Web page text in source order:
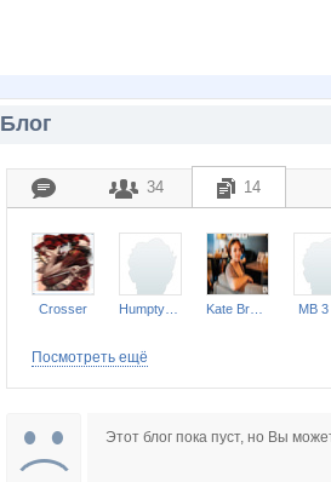
Блог
34 14
Crosser MB 3
Посмотреть ещё
Этот блог пока пуст, но Вы